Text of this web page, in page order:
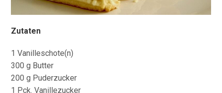
Zutaten
1 Vanilleschote(n)
300 g Butter
200 g Puderzucker
1 Pck. Vanillezucker